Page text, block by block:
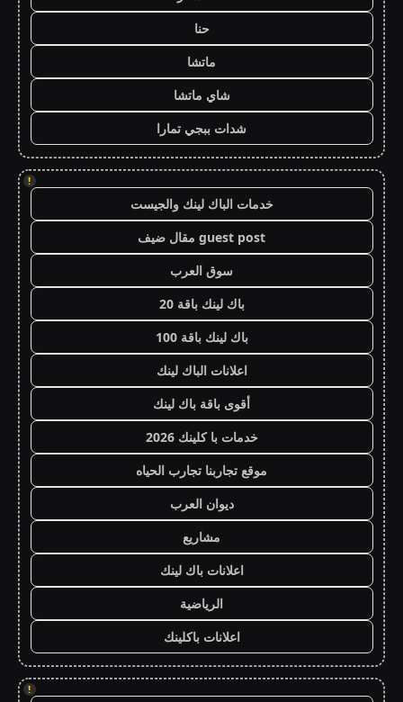
حنا
ماتشا
شاي ماتشا
شدات ببجي تمارا
!
خدمات الباك لينك والجيست
guest post مقال ضيف
سوق العرب
باك لينك باقة 20
باك لينك باقة 100
اعلانات الباك لينك
أقوى باقة باك لينك
خدمات با كلينك 2026
موقع تجاربنا تجارب الحياه
ديوان العرب
مشاريع
اعلانات باك لينك
الرياضية
اعلانات باكلينك
!